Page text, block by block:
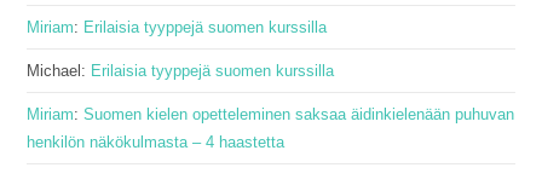
Miriam: Erilaisia tyyppejä suomen kurssilla
Michael : Erilaisia tyyppejä suomen kurssilla
Miriam:Suomen kielen opetteleminen saksaa äidinkielenään puhuvan
henkilön näkökulmasta – 4 haastetta